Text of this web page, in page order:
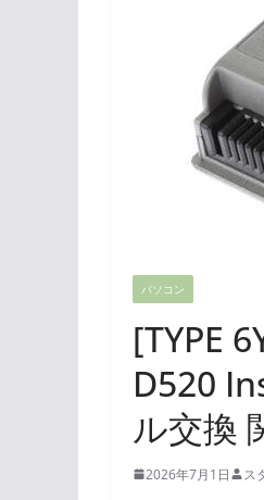
パソコン
[TYPE
D520
ル交換
2026年7月1日 ス